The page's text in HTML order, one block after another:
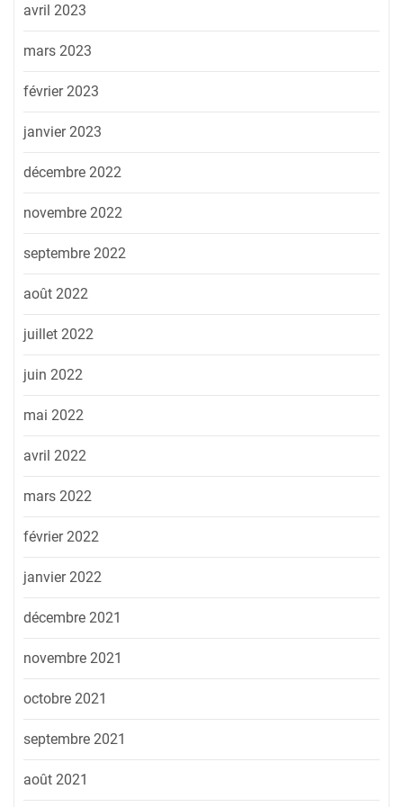
avril 2023
mars 2023
février 2023
janvier 2023
décembre 2022
novembre 2022
septembre 2022
août 2022
juillet 2022
juin 2022
mai 2022
avril 2022
mars 2022
février 2022
janvier 2022
décembre 2021
novembre 2021
octobre 2021
septembre 2021
août 2021